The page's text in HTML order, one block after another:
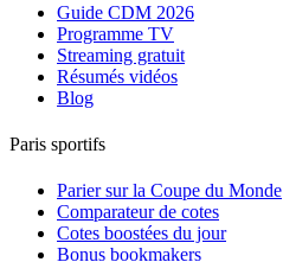
Guide CDM 2026
Programme TV
Streaming gratuit
Résumés vidéos
Blog
Paris sportifs
Parier sur la Coupe du Monde
Comparateur de cotes
Cotes boostées du jour
Bonus bookmakers